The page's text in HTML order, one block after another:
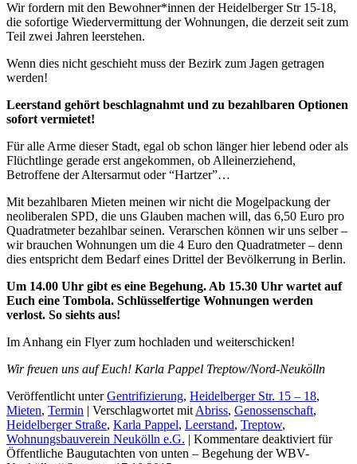
Wir fordern mit den Bewohner*innen der Heidelberger Str 15-18,
die sofortige Wiedervermittung der Wohnungen, die derzeit seit zum
Teil zwei Jahren leerstehen.
Wenn dies nicht geschieht muss der Bezirk zum Jagen getragen
werden!
Leerstand gehört beschlagnahmt und zu bezahlbaren Optionen
sofort vermietet!
Für alle Arme dieser Stadt, egal ob schon länger hier lebend oder als
Flüchtlinge gerade erst angekommen, ob Alleinerziehend,
Betroffene der Altersarmut oder “Hartzer”…
Mit bezahlbaren Mieten meinen wir nicht die Mogelpackung der
neoliberalen SPD, die uns Glauben machen will, das 6,50 Euro pro
Quadratmeter bezahlbar seinen. Verarschen können wir uns selber –
wir brauchen Wohnungen um die 4 Euro den Quadratmeter – denn
dies entspricht dem Bedarf eines Drittel der Bevölkerrung in Berlin.
Um 14.00 Uhr gibt es eine Begehung. Ab 15.30 Uhr wartet auf
Euch eine Tombola. Schlüsselfertige Wohnungen werden
verlost. So siehts aus!
Im Anhang ein Flyer zum hochladen und weiterschicken!
Wir freuen uns auf Euch! Karla Pappel Treptow/Nord-Neukölln
Veröffentlicht unter Gentrifizierung, Heidelberger Str. 15 – 18,
Mieten, Termin | Verschlagwortet mitAbriss, Genossenschaft,
Heidelberger Straße, Karla Pappel, Leerstand, Treptow,
Wohnungsbauverein Neukölln e.G. | Kommentare deaktiviertfür
Öffentliche Baugutachten von unten – Begehung der WBV-